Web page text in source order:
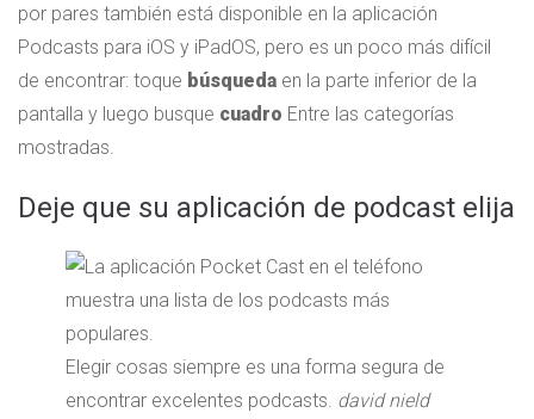
por pares también está disponible en la aplicación
Podcasts para iOS y iPadOS, pero es un poco más difícil
de encontrar: toque búsqueda en la parte inferior de la
pantalla y luego busque cuadro Entre las categorías
mostradas.
Deje que su aplicación de podcast elija
Elegir cosas siempre es una forma segura de
encontrar excelentes podcasts. david nield